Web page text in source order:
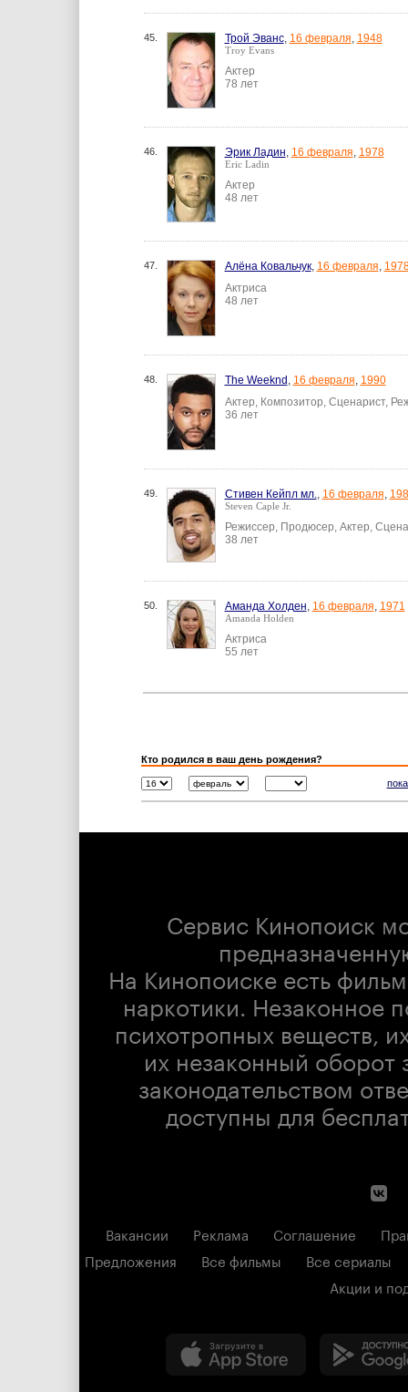
45. Трой Эванс, 16 февраля, 1948
Troy Evans
Актер
78 лет
46. Эрик Ладин, 16 февраля, 1978
Eric Ladin
Актер
48 лет
47. Алёна Ковальчук, 16 февраля,
Актриса
48 лет
48. The Weeknd , 16 февраля, 1990
Актер, Композитор, Сценарист,
36 лет
49. Стивен Кейпл мл., 16 февраля,
Steven Caple Jr.
Режиссер, Продюсер, Актер,
38 лет
50. Аманда Холден, 16 февраля, 1971
Amanda Holden
Актриса
55 лет
Кто родился в ваш день рождения?
Сервис Кинопоиск
На Кинопоиске есть
наркотики. Незаконное
психотропных веществ,
их незаконный оборот
законодательством
доступны для
Вакансии Реклама Соглашение
Предложения
Все фильмы
Все сериалы
Акции и